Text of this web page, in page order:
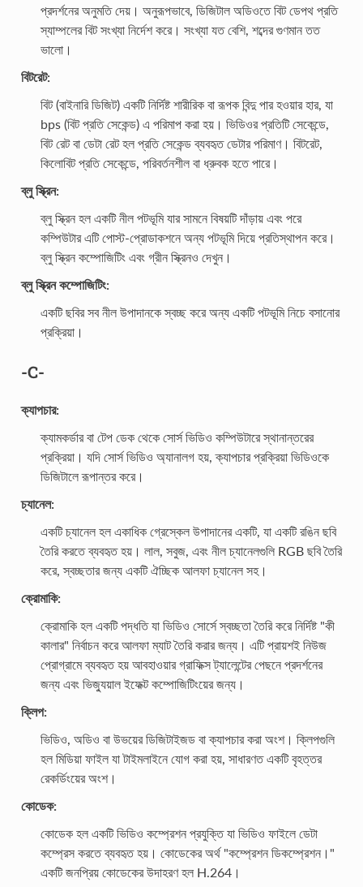
প্রদর্শনের অনুমতি দেয়। অনুরূপভাবে, ডিজিটাল অডিওতে বিট ডেপথ প্রতি
স্যাম্পলের বিট সংখ্যা নির্দেশ করে। সংখ্যা যত বেশি, শব্দের গুণমান তত
ভালো।
বিটরেট:
বিট (বাইনারি ডিজিট) একটি নির্দিষ্ট শারীরিক বা রূপক বিন্দু পার হওয়ার হার, যা
bps (বিট প্রতি সেকেন্ড) এ পরিমাপ করা হয়। ভিডিওর প্রতিটি সেকেন্ডে,
বিট রেট বা ডেটা রেট হল প্রতি সেকেন্ড ব্যবহৃত ডেটার পরিমাণ। বিটরেট,
কিলোবিট প্রতি সেকেন্ডে, পরিবর্তনশীল বা ধ্রুবক হতে পারে।
ব্লু স্ক্রিন:
ব্লু স্ক্রিন হল একটি নীল পটভূমি যার সামনে বিষয়টি দাঁড়ায় এবং পরে
কম্পিউটার এটি পোস্ট-প্রোডাকশনে অন্য পটভূমি দিয়ে প্রতিস্থাপন করে।
ব্লু স্ক্রিন কম্পোজিটিং এবং গ্রীন স্ক্রিনও দেখুন।
ব্লু স্ক্রিন কম্পোজিটিং:
একটি ছবির সব নীল উপাদানকে স্বচ্ছ করে অন্য একটি পটভূমি নিচে বসানোর
প্রক্রিয়া।
-C-
ক্যাপচার:
ক্যামকর্ডার বা টেপ ডেক থেকে সোর্স ভিডিও কম্পিউটারে স্থানান্তরের
প্রক্রিয়া। যদি সোর্স ভিডিও অ্যানালগ হয়, ক্যাপচার প্রক্রিয়া ভিডিওকে
ডিজিটালে রূপান্তর করে।
চ্যানেল:
একটি চ্যানেল হল একাধিক গ্রেস্কেল উপাদানের একটি, যা একটি রঙিন ছবি
তৈরি করতে ব্যবহৃত হয়। লাল, সবুজ, এবং নীল চ্যানেলগুলি RGB ছবি তৈরি
করে, স্বচ্ছতার জন্য একটি ঐচ্ছিক আলফা চ্যানেল সহ।
ক্রোমাকি:
ক্রোমাকি হল একটি পদ্ধতি যা ভিডিও সোর্সে স্বচ্ছতা তৈরি করে নির্দিষ্ট "কী
কালার" নির্বাচন করে আলফা ম্যাট তৈরি করার জন্য। এটি প্রায়শই নিউজ
প্রোগ্রামে ব্যবহৃত হয় আবহাওয়ার গ্রাফিক্স ট্যালেন্টের পেছনে প্রদর্শনের
জন্য এবং ভিজ্যুয়াল ইফেক্ট কম্পোজিটিংয়ের জন্য।
ক্লিপ:
ভিডিও, অডিও বা উভয়ের ডিজিটাইজড বা ক্যাপচার করা অংশ। ক্লিপগুলি
হল মিডিয়া ফাইল যা টাইমলাইনে যোগ করা হয়, সাধারণত একটি বৃহত্তর
রেকর্ডিংয়ের অংশ।
কোডেক:
কোডেক হল একটি ভিডিও কম্প্রেশন প্রযুক্তি যা ভিডিও ফাইলে ডেটা
কম্প্রেস করতে ব্যবহৃত হয়। কোডেকের অর্থ "কম্প্রেশন ডিকম্প্রেশন।"
একটি জনপ্রিয় কোডেকের উদাহরণ হল H.264।